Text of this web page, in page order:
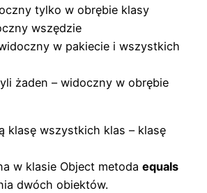
tylko w obrębie klasy
wszędzie
w pakiecie i wszystkich
żaden – widoczny w obrębie
klasę wszystkich klas – klasę
w klasie Object metoda equals
dwóch obiektów.